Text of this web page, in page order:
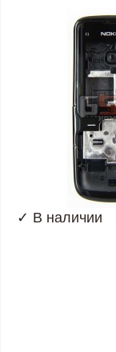
✓ В наличии